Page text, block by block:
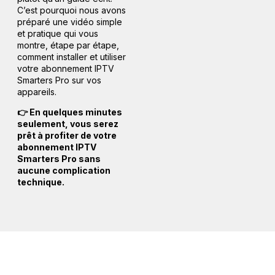
C’est pourquoi nous avons
préparé une vidéo simple
et pratique qui vous
montre, étape par étape,
comment installer et utiliser
votre abonnement IPTV
Smarters Pro sur vos
appareils.
👉 En quelques minutes
seulement, vous serez
prêt à profiter de votre
abonnement IPTV
Smarters Pro sans
aucune complication
technique.